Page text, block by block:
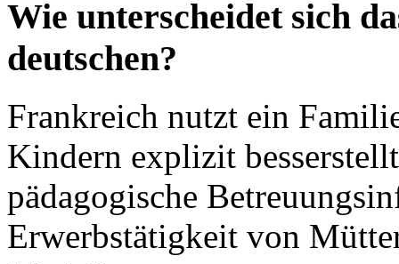
Wie unterscheidet sich
deutschen?
Frankreich nutzt ein
Kindern explizit
pädagogische
Erwerbstätigkeit von